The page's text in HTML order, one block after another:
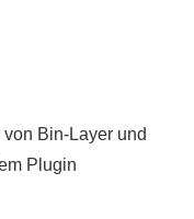
Bin-Layer und
Plugin